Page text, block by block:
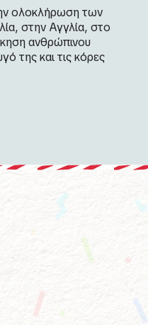
ολοκλήρωση των
στην Αγγλία, στο
ανθρώπινου
της και τις κόρες